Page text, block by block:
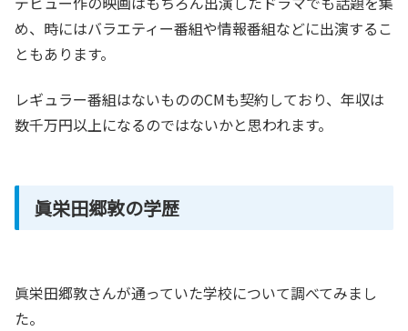
め、時にはバラエティー番組や情報番組などに出演するこ
ともあります。
レギュラー番組はないもののCMも契約しており、年収は
数千万円以上になるのではないかと思われます。
眞栄田郷敦の学歴
眞栄田郷敦さんが通っていた学校について調べてみまし
た。